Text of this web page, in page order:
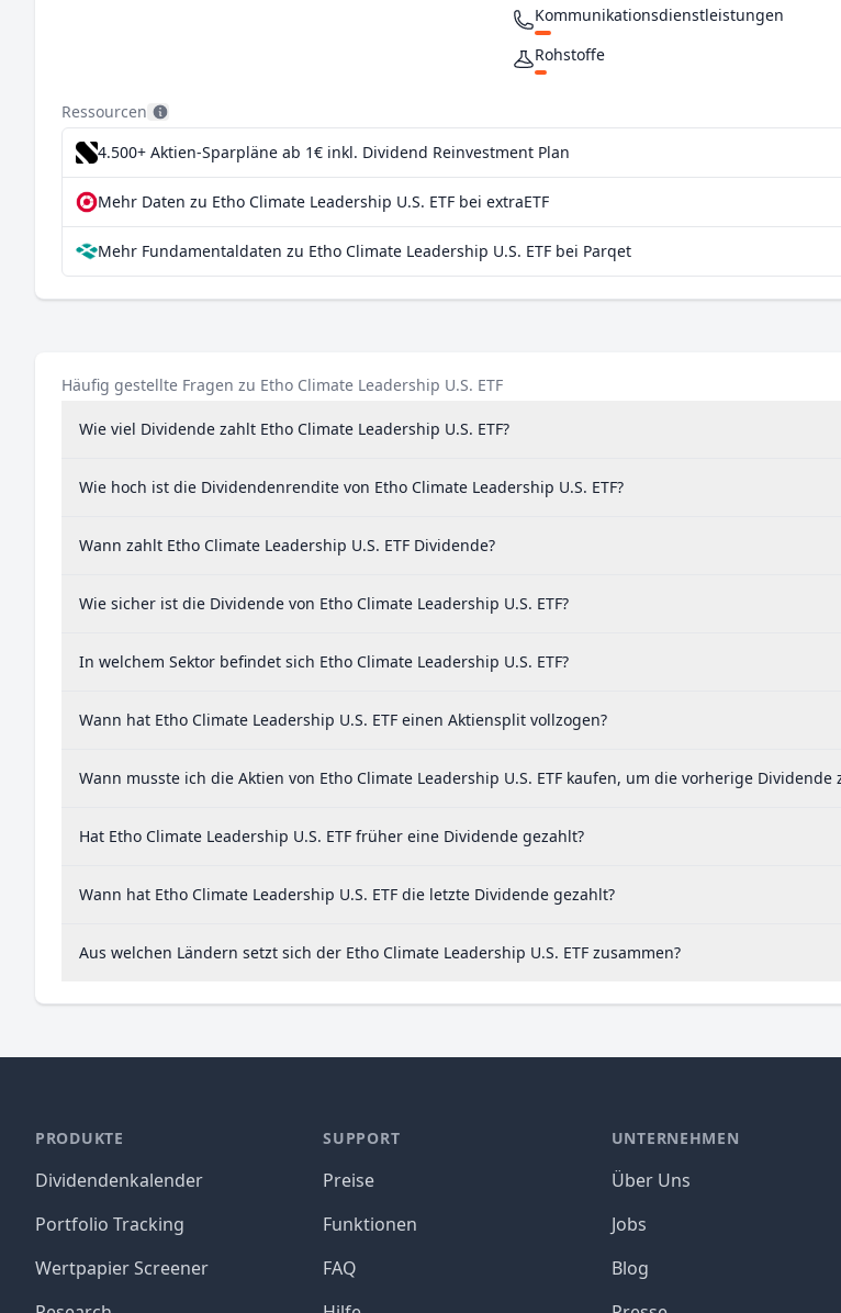
Kommunikationsdienstleistungen
Rohstoffe
Ressourcen
4.500+ Aktien-Sparpläne ab 1€ inkl. Dividend Reinvestment Plan
Mehr Daten zu Etho Climate Leadership U.S. ETF bei extraETF
Mehr Fundamentaldaten zu Etho Climate Leadership U.S. ETF bei Parqet
Häufig gestellte Fragen zu Etho Climate Leadership U.S. ETF
Wie viel Dividende zahlt Etho Climate Leadership U.S. ETF?
Wie hoch ist die Dividendenrendite von Etho Climate Leadership U.S. ETF?
Wann zahlt Etho Climate Leadership U.S. ETF Dividende?
Wie sicher ist die Dividende von Etho Climate Leadership U.S. ETF?
In welchem Sektor befindet sich Etho Climate Leadership U.S. ETF?
Wann hat Etho Climate Leadership U.S. ETF einen Aktiensplit vollzogen?
Wann musste ich die Aktien von Etho Climate Leadership U.S. ETF kaufen, um die vorherige Dividende
Hat Etho Climate Leadership U.S. ETF früher eine Dividende gezahlt?
Wann hat Etho Climate Leadership U.S. ETF die letzte Dividende gezahlt?
Aus welchen Ländern setzt sich der Etho Climate Leadership U.S. ETF zusammen?
PRODUKTE
Dividendenkalender
Portfolio Tracking
Wertpapier Screener
SUPPORT
Preise
Funktionen
FAQ
UNTERNEHMEN
Über Uns
Jobs
Blog